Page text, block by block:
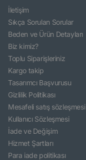
İletişim
Sıkça Sorulan Sorular
Beden ve Ürün Detayları
Biz kimiz?
Toplu Siparişleriniz
Kargo takip
Tasarımcı Başvurusu
Gizlilik Politikası
Mesafeli satış sözleşmesi
Kullanıcı Sözleşmesi
İade ve Değişim
Hizmet Şartları
Para iade politikası